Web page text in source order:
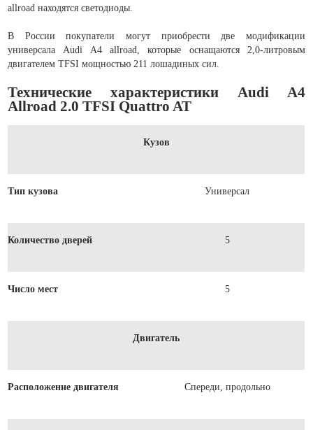
allroad находятся светодиоды.
В России покупатели могут приобрести две модификации
универсала Audi A4 allroad, которые оснащаются 2,0-литровым
двигателем TFSI мощностью 211 лошадиных сил.
Технические характеристики Audi A4
Allroad 2.0 TFSI Quattro AT
Кузов
Тип кузова Универсал
Количество дверей 5
Число мест 5
Двигатель
Расположение двигателя Спереди, продольно